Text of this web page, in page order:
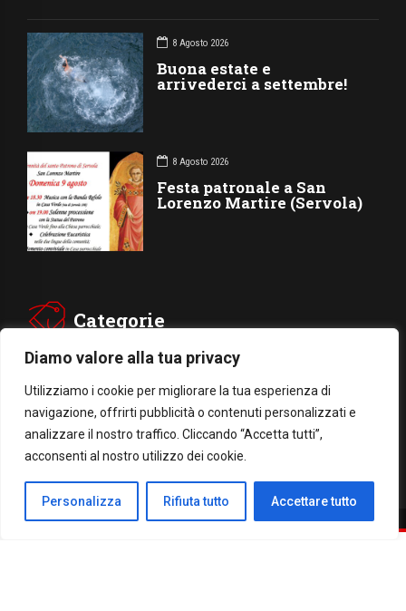
Diamo valore alla tua privacy
Utilizziamo i cookie per migliorare la tua esperienza di
navigazione, offrirti pubblicità o contenuti personalizzati e
analizzare il nostro traffico. Cliccando “Accetta tutti”,
acconsenti al nostro utilizzo dei cookie.
Personalizza Rifiuta tutto Accettare tutto
8 Agosto 2026
Buona estate e
arrivederci a settembre!
8 Agosto 2026
Festa patronale a San
Lorenzo Martire (Servola)
Categorie
CARITÁ GIUBILEO
CULTURA MEDIA